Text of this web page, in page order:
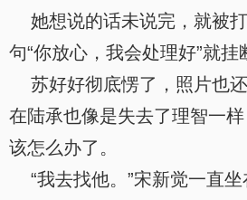
她想说的话未说完，就被
句“你放心，我会处理好”就挂
苏好好彻底愣了，照片也
在陆承也像是失去了理智一
该怎么办了。
“我去找他。”宋新觉一直坐